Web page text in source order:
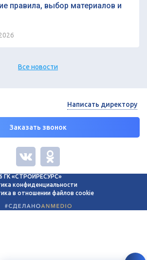
правила, выбор материалов и
Все новости
Заказать звонок
Написать директору
ГК «СТРОЙРЕСУРС»
конфиденциальности
в отношении файлов cookie